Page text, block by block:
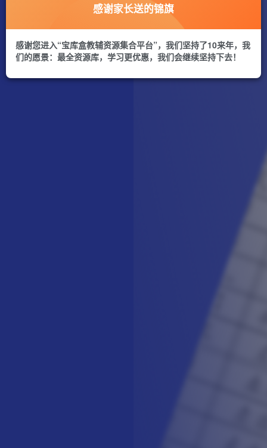
感谢家长送的锦旗
感谢您进入“宝库盒教辅资源集合平台”，我们坚持了10来年，我
们的愿景：最全资源库，学习更优惠，我们会继续坚持下去！